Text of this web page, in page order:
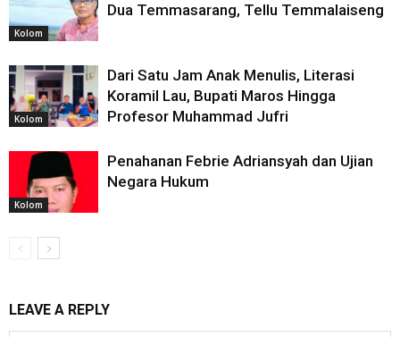
Kolom
Dua Temmasarang, Tellu Temmalaiseng
Kolom
Dari Satu Jam Anak Menulis, Literasi
Koramil Lau, Bupati Maros Hingga
Profesor Muhammad Jufri
Kolom
Penahanan Febrie Adriansyah dan Ujian
Negara Hukum
LEAVE A REPLY